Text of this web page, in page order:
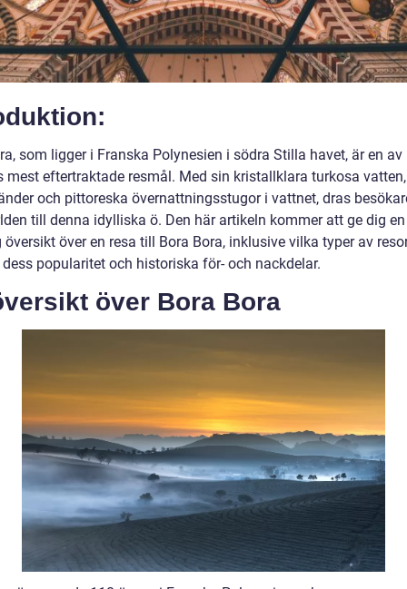
som ligger i Franska Polynesien i södra Stilla havet, är en av
mest eftertraktade resmål. Med sin kristallklara turkosa
och pittoreska övernattningsstugor i vattnet, dras
till denna idylliska ö. Den här artikeln kommer att ge dig en
översikt över en resa till Bora Bora, inklusive vilka typer av
dess popularitet och historiska för- och nackdelar.
över Bora Bora